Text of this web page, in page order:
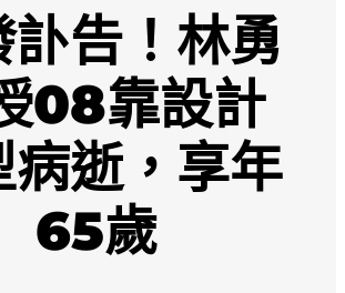
訃告！林勇
08靠設計
病逝，享年
65歲